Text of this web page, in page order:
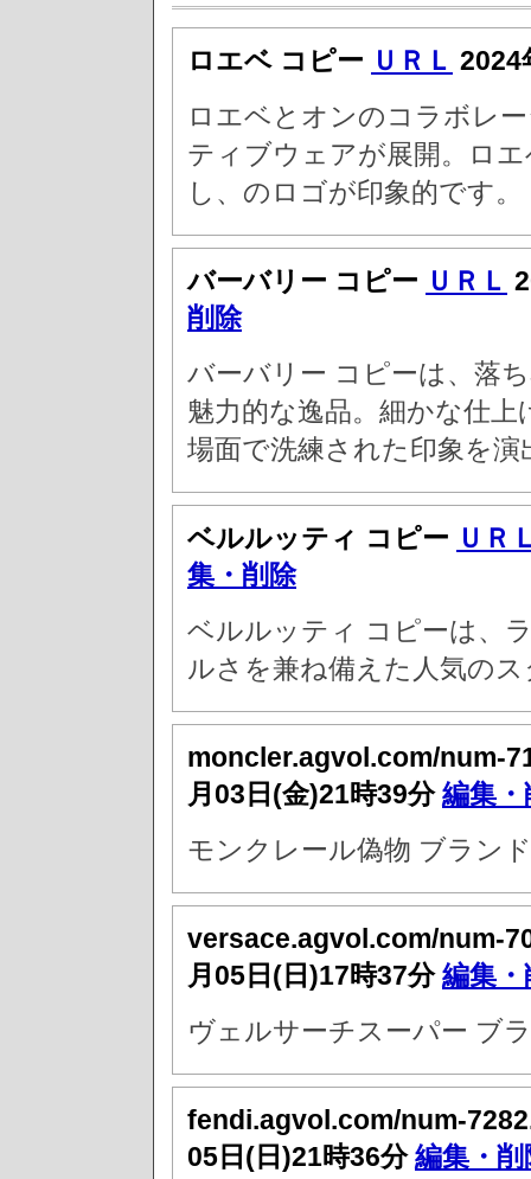
ロエベ コピー ＵＲＬ 2024
ロエベとオンのコラボレ
ティブウェアが展開。ロ
し、のロゴが印象的です。
バーバリー コピー ＵＲＬ
削除
バーバリー コピーは、落
魅力的な逸品。細かな仕
場面で洗練された印象を演
ベルルッティ コピー ＵＲ
集・削除
ベルルッティ コピーは、
ルさを兼ね備えた人気の
moncler.agvol.com/num-
月03日(金)21時39分編集・
モンクレール偽物 ブラン
versace.agvol.com/num-
月05日(日)17時37分編集・
ヴェルサーチスーパー ブ
fendi.agvol.com/num-
05日(日)21時36分編集・削